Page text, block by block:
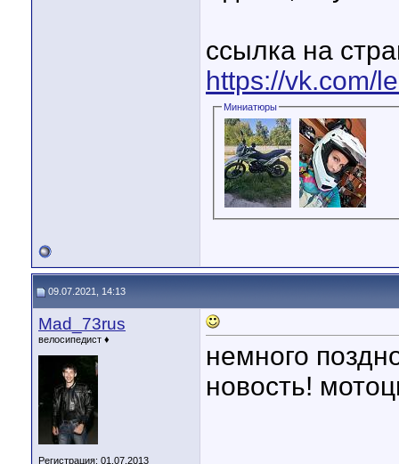
ссылка на
https://vk.com/
Миниатюры
09.07.2021, 14:13
Mad_73rus
велосипедист ♦
Регистрация: 01.07.2013
немного
новость!